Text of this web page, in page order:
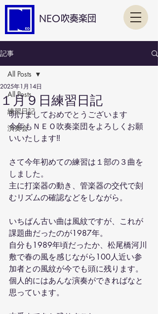
NEO吹奏楽団
記事
All Posts
練習日記
演奏会
All Posts
１月９日練習日記
2025年1月14日
明けましておめでとうございます
今年もＮＥＯ吹奏楽団をよろしくお願
いいたします‼️
さて今年初めての練習は１部の３曲を
しました。
主に打楽器の動き、管楽器の交代で刻
むリズムの確認などをしながら。
いちばん古い曲は風紋ですが、これが
課題曲だったのが1987年。
自分も1989年頃だったか、松尾橋河川
敷で春の風を感じながら100人近い参
加者との風紋が今でも頭に残ります。
個人的にはあんな演奏ができればなと
思っています。